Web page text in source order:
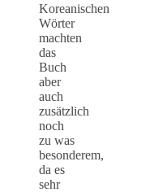
Koreanischen
Wörter
machten
das
Buch
aber
auch
zusätzlich
noch
zu was
besonderem,
da es
sehr